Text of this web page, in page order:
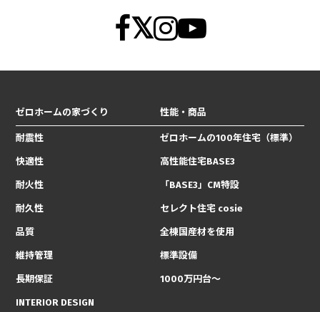
ゼロホームの家づくり
耐震性
快適性
耐火性
耐久性
品質
維持管理
長期保証
INTERIOR DESIGN
性能・商品
ゼロホームの100年住宅（標準）
高性能住宅BASE3
「BASE3」CM特設
セレクト住宅 cosie
全棟国産材を使用
標準設備
1000万円台〜